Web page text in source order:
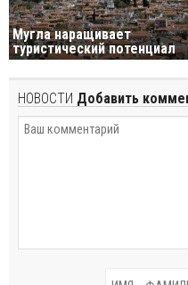
Мугла наращивает
туристический потенциал
НОВОСТИ Добавить